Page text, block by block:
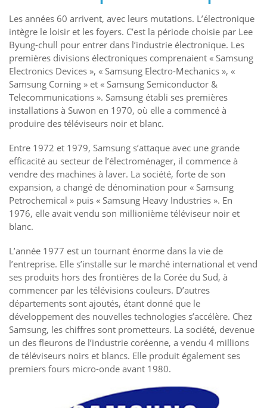
Les années 60 arrivent, avec leurs mutations. L’électronique
intègre le loisir et les foyers. C’est la période choisie par Lee
Byung-chull pour entrer dans l’industrie électronique. Les
premières divisions électroniques comprenaient « Samsung
Electronics Devices », « Samsung Electro-Mechanics », «
Samsung Corning » et « Samsung Semiconductor &
Telecommunications ». Samsung établi ses premières
installations à Suwon en 1970, où elle a commencé à
produire des téléviseurs noir et blanc.
Entre 1972 et 1979, Samsung s’attaque avec une grande
efficacité au secteur de l’électroménager, il commence à
vendre des machines à laver. La société, forte de son
expansion, a changé de dénomination pour « Samsung
Petrochemical » puis « Samsung Heavy Industries ». En
1976, elle avait vendu son millionième téléviseur noir et
blanc.
L’année 1977 est un tournant énorme dans la vie de
l’entreprise. Elle s’installe sur le marché international et vend
ses produits hors des frontières de la Corée du Sud, à
commencer par les télévisions couleurs. D’autres
départements sont ajoutés, étant donné que le
développement des nouvelles technologies s’accélère. Chez
Samsung, les chiffres sont prometteurs. La société, devenue
un des fleurons de l’industrie coréenne, a vendu 4 millions
de téléviseurs noirs et blancs. Elle produit également ses
premiers fours micro-onde avant 1980.